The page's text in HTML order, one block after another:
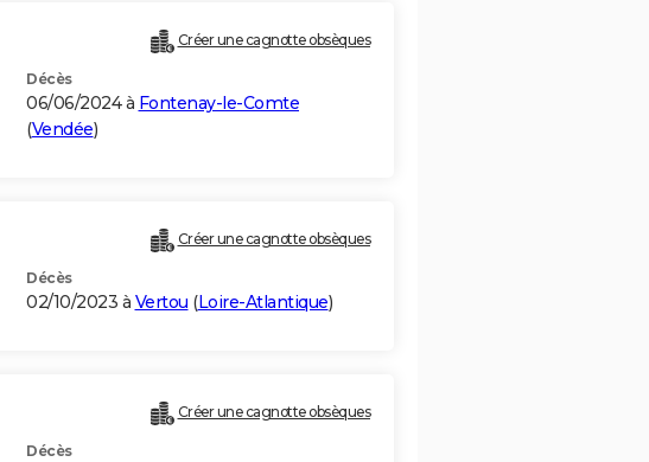
Créer une cagnotte obsèques
Décès
06/06/2024 à Fontenay-le-Comte
(Vendée)
Créer une cagnotte obsèques
Décès
02/10/2023 à Vertou (Loire-Atlantique)
Créer une cagnotte obsèques
Décès